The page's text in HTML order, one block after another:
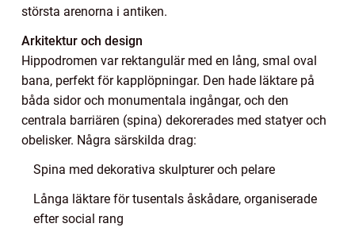
största arenorna i antiken.
Arkitektur och design
Hippodromen var rektangulär med en lång, smal oval
bana, perfekt för kapplöpningar. Den hade läktare på
båda sidor och monumentala ingångar, och den
centrala barriären (spina) dekorerades med statyer och
obelisker. Några särskilda drag:
Spina med dekorativa skulpturer och pelare
Långa läktare för tusentals åskådare, organiserade
efter social rang